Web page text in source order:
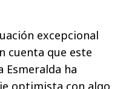
excepcional
cuenta que este
Esmeralda ha
optimista con algo